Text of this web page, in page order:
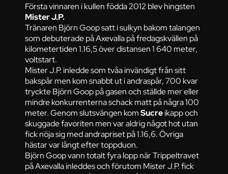
Första vinnaren i kullen födda 2012 blev hingsten
Mister J.P.
Tränaren Björn Goop satt i sulkyn bakom talangen
som debuterade på Axevalla på fredagskvällen på
kilometertiden 1.16,5 över distansen 1 640 meter,
voltstart.
Mister J.P. inledde som tvåa invändigt från sitt
bakspår men kom snabbt ut i andraspår, 700 kvar
tryckte Björn Goop på gasen och ställde mer eller
mindre konkurrenterna schack matt på några 100
meter. Genom slutsvängen komSucreikapp och
skuggade favoriten men var aldrig något hot utan
fick nöja sig med andrapriset på 1.16,6. Övriga
hästar var långt efter toppduon.
Björn Goop vann totalt fyra lopp när Trippeltravet
på Axevalla inleddes och förutom Mister J.P. fick